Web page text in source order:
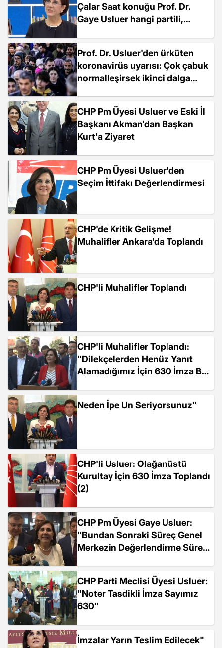
Çalar Saat konuğu Prof. Dr.
Gaye Usluer hangi partili,
Prof. Dr. Usluer'den ürküten
koronavirüs uyarısı: Çok çabuk
normalleşirsek ikinci dalga
CHP Pm Üyesi Usluer ve Eski İl
Başkanı Akman'dan Başkan
Kurt'a Ziyaret
CHP Pm Üyesi Usluer'den
Seçim İttifakı Değerlendirmesi
CHP'de Kritik Gelişme!
Muhalifler Ankara'da Toplandı
CHP'li Muhalifler Toplandı
CHP'li Muhalifler Toplandı:
"Dilekçelerden Henüz Yanıt
Alamadığımız İçin 630 İmza Bir
Neden İpe Un Seriyorsunuz"
CHP'li Usluer: Olağanüstü
Kurultay İçin 630 İmza Toplandı
(2)
CHP Pm Üyesi Gaye Usluer:
"Bundan Sonraki Süreç Genel
Merkezin Değerlendirme Süreci
CHP Parti Meclisi Üyesi Usluer:
"Noter Tasdikli İmza Sayımız
630"
İmzalar Yarın Teslim Edilecek"